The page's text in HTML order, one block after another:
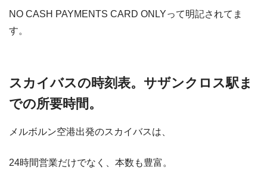
NO CASH PAYMENTS CARD ONLYって明記されてま
す。
スカイバスの時刻表。サザンクロス駅ま
での所要時間。
メルボルン空港出発のスカイバスは、
24時間営業だけでなく、本数も豊富。